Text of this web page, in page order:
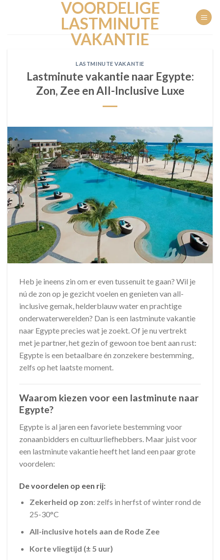
VOORDELIGE
LASTMINUTE
VAKANTIE
LASTMINUTE VAKANTIE
Lastminute vakantie naar Egypte:
Zon, Zee en All-Inclusive Luxe
Heb je ineens zin om er even tussenuit te gaan? Wil je
nú de zon op je gezicht voelen en genieten van all-
inclusive gemak, helderblauw water en prachtige
onderwaterwerelden? Dan is een lastminute vakantie
naar Egypte precies wat je zoekt. Of je nu vertrekt
met je partner, het gezin of gewoon toe bent aan rust:
Egypte is een betaalbare én zonzekere bestemming,
zelfs op het laatste moment.
Waarom kiezen voor een lastminute naar
Egypte?
Egypte is al jaren een favoriete bestemming voor
zonaanbidders en cultuurliefhebbers. Maar juist voor
een lastminute vakantie heeft het land een paar grote
voordelen:
De voordelen op een rij:
Zekerheid op zon: zelfs in herfst of winter rond de
25-30°C
All-inclusive hotels aan de Rode Zee
Korte vliegtijd (± 5 uur)